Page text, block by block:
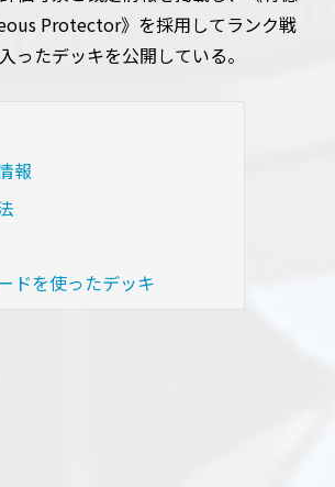
Protector》を採用してランク戦
ったデッキを公開している。
報
ドを使ったデッキ